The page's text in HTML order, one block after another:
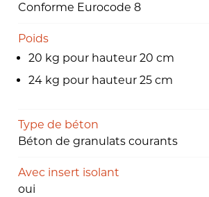
Conforme Eurocode 8
Poids
20 kg pour hauteur 20 cm
24 kg pour hauteur 25 cm
Type de béton
Béton de granulats courants
Avec insert isolant
oui